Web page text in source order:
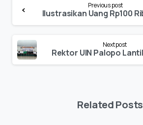
Reading
Previous post
Next post
Related Posts